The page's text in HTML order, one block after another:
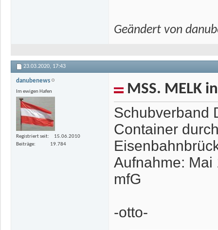
Geändert von
23.03.2020, 17:43
danubenews
Im ewigen Hafen
Registriert seit
15.06.2010
Beiträge
19.784
MSS. MELK
Schubverband
Container
Aufnahme: Mai
mfG
-otto-